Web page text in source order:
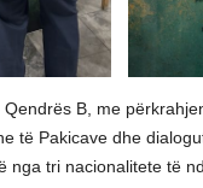
B, me
të Pakicave dhe
nga tri nacionalitete të